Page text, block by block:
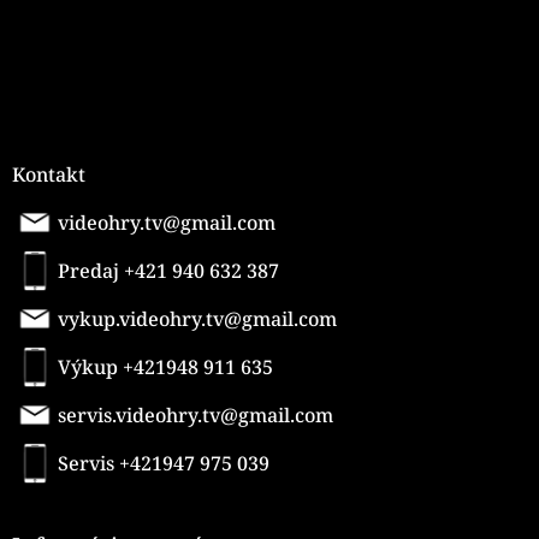
Kontakt
videohry.tv@gmail.com
Predaj +421 940 632 387
vykup.videohry.tv@gmail.com
Výkup +421948 911 635
servis.videohry.tv@gmail.com
Servis +421947 975 039